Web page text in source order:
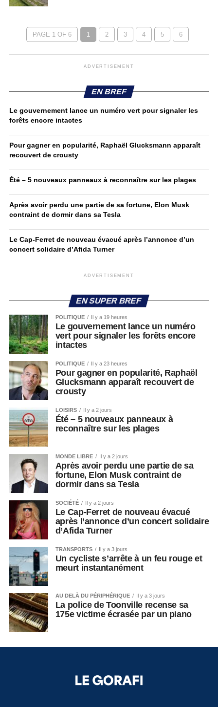
PAGE 1 OF 6 1 2 3 4 5 6
ADVERTISEMENT
EN BREF
Le gouvernement lance un numéro vert pour signaler les
forêts encore intactes
Pour gagner en popularité, Raphaël Glucksmann apparaît
recouvert de crousty
Été – 5 nouveaux panneaux à reconnaître sur les plages
Après avoir perdu une partie de sa fortune, Elon Musk
contraint de dormir dans sa Tesla
Le Cap-Ferret de nouveau évacué après l’annonce d’un
concert solidaire d’Afida Turner
ADVERTISEMENT
EN SUPER BREF
POLITIQUE Il y a 19 heures
Le gouvernement lance un numéro
vert pour signaler les forêts encore
intactes
POLITIQUE Il y a 23 heures
Pour gagner en popularité, Raphaël
Glucksmann apparaît recouvert de
crousty
LOISIRS Il y a 2 jours
Été – 5 nouveaux panneaux à
reconnaître sur les plages
MONDE LIBRE Il y a 2 jours
Après avoir perdu une partie de sa
fortune, Elon Musk contraint de
dormir dans sa Tesla
SOCIÉTÉ Il y a 2 jours
Le Cap-Ferret de nouveau évacué
après l’annonce d’un concert solidaire
d’Afida Turner
TRANSPORTS Il y a 3 jours
Un cycliste s’arrête à un feu rouge et
meurt instantanément
AU DELÀ DU PÉRIPHÉRIQUE Il y a 3 jours
La police de Toonville recense sa
175e victime écrasée par un piano